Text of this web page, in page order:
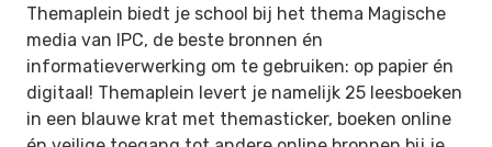
Themaplein biedt je school bij het thema Magische
media van IPC, de beste bronnen én
informatieverwerking om te gebruiken: op papier én
digitaal! Themaplein levert je namelijk 25 leesboeken
in een blauwe krat met themasticker, boeken online